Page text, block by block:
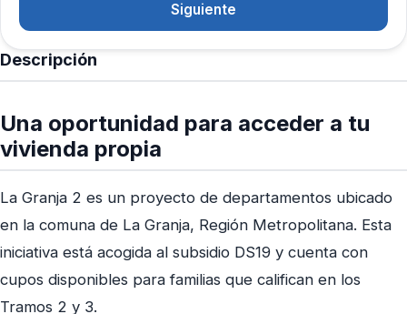
Descripción
Una oportunidad para acceder a tu
vivienda propia
La Granja 2 es un proyecto de departamentos ubicado
en la comuna de La Granja, Región Metropolitana. Esta
iniciativa está acogida al subsidio DS19 y cuenta con
cupos disponibles para familias que califican en los
Tramos 2 y 3.
Siguiente